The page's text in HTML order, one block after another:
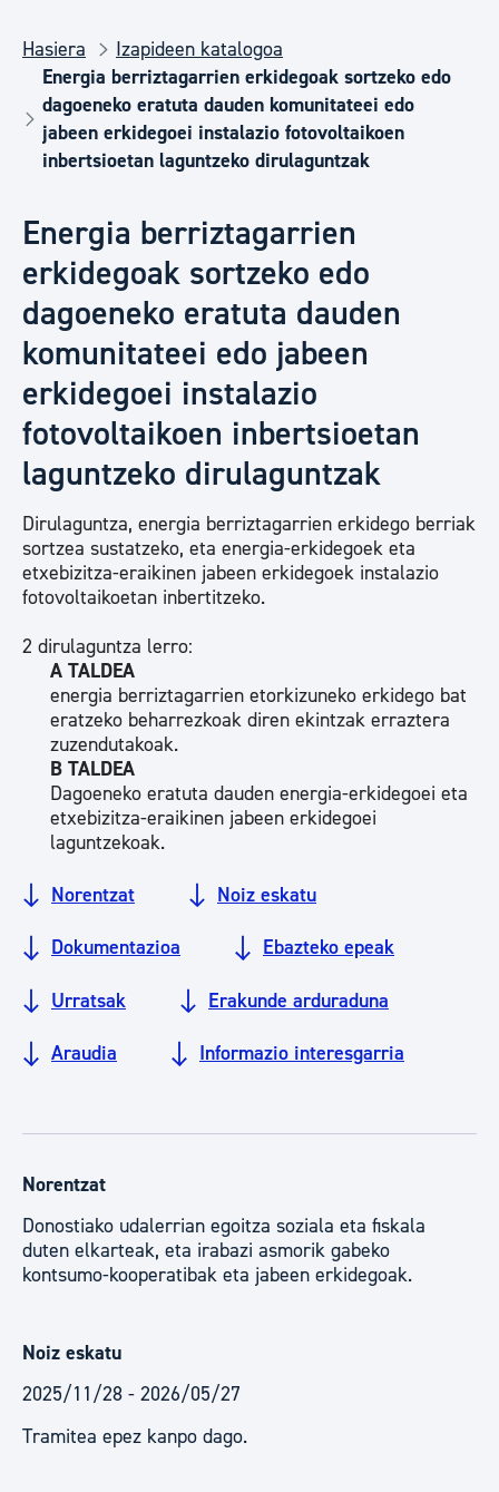
Hasiera
Izapideen katalogoa
Energia berriztagarrien erkidegoak sortzeko edo
dagoeneko eratuta dauden komunitateei edo
jabeen erkidegoei instalazio fotovoltaikoen
inbertsioetan laguntzeko dirulaguntzak
Energia berriztagarrien
erkidegoak sortzeko edo
dagoeneko eratuta dauden
komunitateei edo jabeen
erkidegoei instalazio
fotovoltaikoen inbertsioetan
laguntzeko dirulaguntzak
Dirulaguntza, energia berriztagarrien erkidego berriak
sortzea sustatzeko, eta energia-erkidegoek eta
etxebizitza-eraikinen jabeen erkidegoek instalazio
fotovoltaikoetan inbertitzeko.
2 dirulaguntza lerro:
A TALDEA
energia berriztagarrien etorkizuneko erkidego bat
eratzeko beharrezkoak diren ekintzak erraztera
zuzendutakoak.
B TALDEA
Dagoeneko eratuta dauden energia-erkidegoei eta
etxebizitza-eraikinen jabeen erkidegoei
laguntzekoak.
Norentzat Noiz eskatu
Dokumentazioa Ebazteko epeak
Urratsak Erakunde arduraduna
Araudia Informazio interesgarria
Norentzat
Donostiako udalerrian egoitza soziala eta fiskala
duten elkarteak, eta irabazi asmorik gabeko
kontsumo-kooperatibak eta jabeen erkidegoak.
Noiz eskatu
2025/11/28 - 2026/05/27
Tramitea epez kanpo dago.